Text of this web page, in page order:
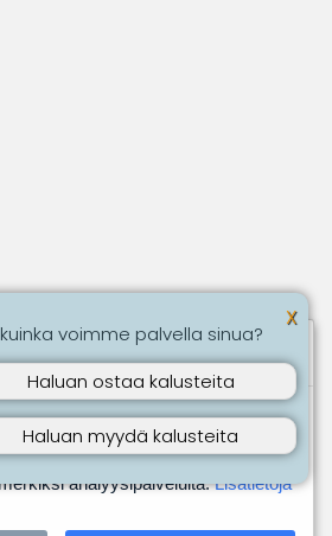
X
voimme palvella sinua?
Haluan ostaa kalusteita
Haluan myydä kalusteita
luokitellut evästeet tallennetaan
varten. Muut, kolmannen
meidän puolestamme.
analyysipalveluita.Lisätietoja